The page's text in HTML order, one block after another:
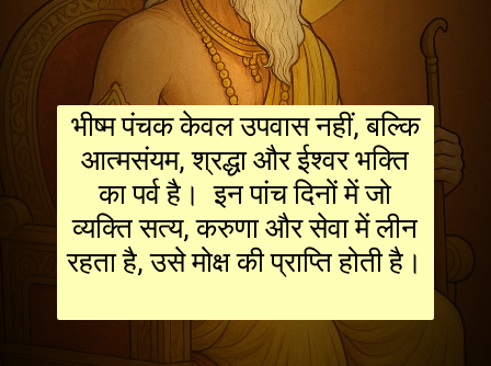
भीष्म पंचक केवल उपवास नहीं, बल्कि
आत्मसंयम, श्रद्धा और ईश्वर भक्ति
का पर्व है। इन पांच दिनों में जो
व्यक्ति सत्य, करुणा और सेवा में लीन
रहता है, उसे मोक्ष की प्राप्ति होती है।